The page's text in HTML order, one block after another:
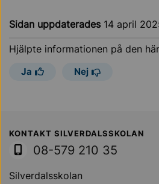
Sidan uppdaterades 14 april
Hjälpte informationen på den
Ja Nej
Sollentuna Kommun
KONTAKT SILVERDALSSKOLAN
08-579 210 35
Silverdalsskolan